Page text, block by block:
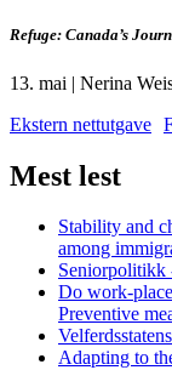
Refuge: Canada’s
13. mai | Nerina
Ekstern nettutgave
Mest lest
Stability and
among
Seniorpolitikk
Do work-place
Preventive
Adapting to